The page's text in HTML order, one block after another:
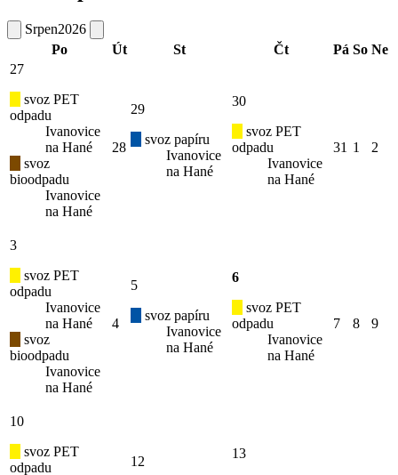
Srpen2026
Po
Út St Čt Pá So Ne
27
svoz PET
odpadu
Ivanovice
na Hané
svoz
bioodpadu
Ivanovice
na Hané
28
29
svoz papíru
Ivanovice
na Hané
30
svoz PET
odpadu
Ivanovice
na Hané
31 1 2
3
svoz PET
odpadu
Ivanovice
na Hané
svoz
bioodpadu
Ivanovice
na Hané
4
5
svoz papíru
Ivanovice
na Hané
6
svoz PET
odpadu
Ivanovice
na Hané
7 8 9
10
svoz PET
odpadu
12
13